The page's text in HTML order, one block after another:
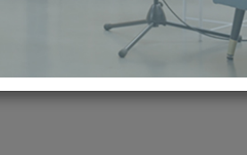
SEGURO DE SALUD